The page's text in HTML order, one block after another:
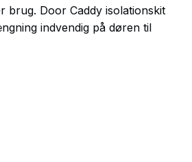
brug. Door Caddy isolationskit
indvendig på døren til